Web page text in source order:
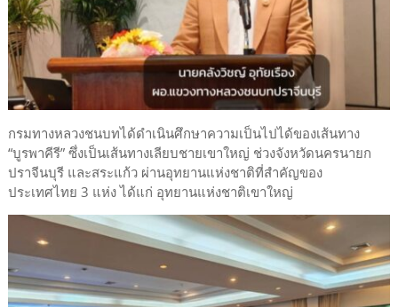
กรมทางหลวงชนบทได้ดำเนินศึกษาความเป็นไปได้ของเส้นทาง
“บูรพาคีรี” ซึ่งเป็นเส้นทางเลียบชายเขาใหญ่ ช่วงจังหวัดนครนายก
ปราจีนบุรี และสระแก้ว ผ่านอุทยานแห่งชาติที่สำคัญของ
ประเทศไทย 3 แห่ง ได้แก่ อุทยานแห่งชาติเขาใหญ่